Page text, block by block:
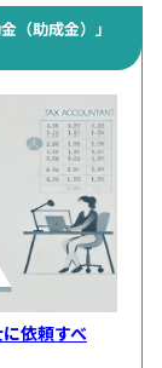
助成金）」
依頼すべ